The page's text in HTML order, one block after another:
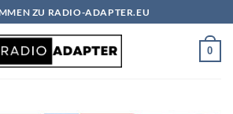
ZU RADIO-ADAPTER.EU
0